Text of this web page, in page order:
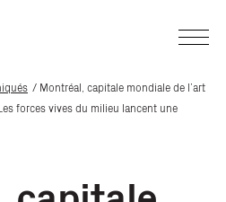
Montréal, capitale mondiale de l’art
forces vives du milieu lancent une